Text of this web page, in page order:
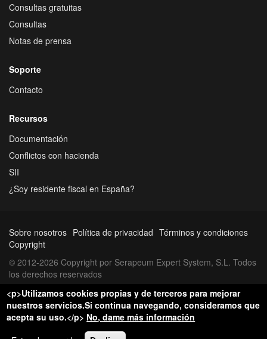
Consultas gratuitas
Consultas
Notas de prensa
Soporte
Contacto
Recursos
Documentación
Conflictos con hacienda
SII
¿Soy residente fiscal en España?
Sobre nosotros Política de privacidad Términos y condiciones
Copyright
© 2012-2026 Copyright por Serapeum Expert System, S.L. Todos
los derechos reservados
<p>Utilizamos cookies propias y de terceros para mejorar
nuestros servicios.Si continua navegando, consideramos que
acepta su uso.</p> No, dame más información